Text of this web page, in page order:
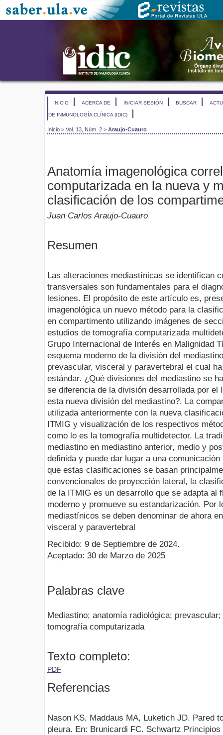
INICIO ACERCA DE INICIAR SESIÓN BUSCAR
DE INMUNOLOGÍA CLÍNICA (IDIC)
Inicio > Vol. 13, Núm. 2 > Araujo-Cuauro
Anatomía imagenológica
computarizada en la nueva y
clasificación de los
Juan Carlos Araujo-Cuauro
Resumen
Las alteraciones mediastínicas se identifican
transversales son fundamentales para el
lesiones. El propósito de este artículo es,
imagenológica un nuevo método para la
en compartimento utilizando imágenes de
estudios de tomografía computarizada
Grupo Internacional de Interés en Malignidad
esquema moderno de la división del
prevascular, visceral y paravertebral el cual
estándar. ¿Qué divisiones del mediastino se
se diferencia de la división desarrollada por el
esta nueva división del mediastino?. La
utilizada anteriormente con la nueva
ITMIG y visualización de los respectivos
como lo es la tomografía multidetector. La
mediastino en mediastino anterior, medio y
definida y puede dar lugar a una
que estas clasificaciones se basan
convencionales de proyección lateral, la
de la ITMIG es un desarrollo que se adapta al
moderno y promueve su estandarización. Por
mediastínicos se deben denominar de ahora
visceral y paravertebral
Recibido: 9 de Septiembre de 2024.
Aceptado: 30 de Marzo de 2025
Palabras clave
Mediastino; anatomía radiológica;
tomografía computarizada
Texto completo:
PDF
Referencias
Nason KS, Maddaus MA, Luketich JD. Pared
pleura. En: Brunicardi FC. Schwartz